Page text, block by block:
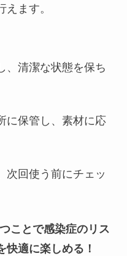
ます。
、清潔な状態を保ち
に保管し、素材に応
次回使う前にチェッ
ことで感染症のリス
快適に楽しめる！